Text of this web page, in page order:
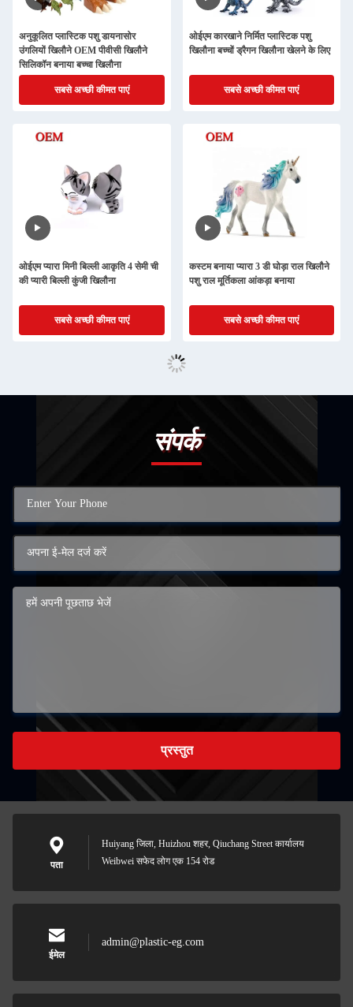
अनुकूलित प्लास्टिक पशु डायनासोर
उंगलियों खिलौने OEM पीवीसी खिलौने
सिलिकॉन बनाया बच्चा खिलौना
सबसे अच्छी कीमत पाएं
ओईएम कारखाने निर्मित प्लास्टिक पशु
खिलौना बच्चों ड्रैगन खिलौना खेलने के लिए
सबसे अच्छी कीमत पाएं
ओईएम प्यारा मिनी बिल्ली आकृति 4 सेमी ची
की प्यारी बिल्ली कुंजी खिलौना
सबसे अच्छी कीमत पाएं
कस्टम बनाया प्यारा 3 डी घोड़ा राल खिलौने
पशु राल मूर्तिकला आंकड़ा बनाया
सबसे अच्छी कीमत पाएं
संपर्क
प्रस्तुत
पता
Huiyang जिला, Huizhou शहर, Qiuchang Street कार्यालय
Weibwei सफेद लोग एक 154 रोड
ईमेल
admin@plastic-eg.com